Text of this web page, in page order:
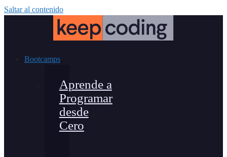
Saltar al contenido
Bootcamps
Aprende a
Programar
desde
Cero